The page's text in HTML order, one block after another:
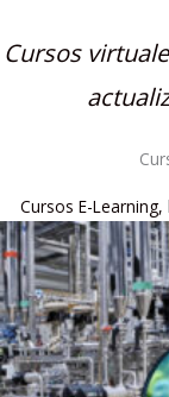
Cursos
Cursos E-